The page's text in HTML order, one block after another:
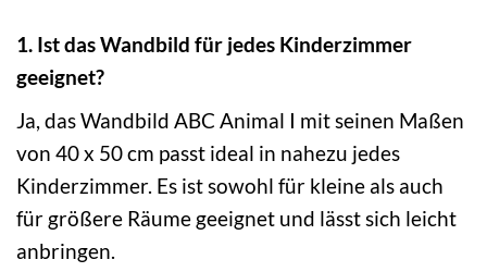
1. Ist das Wandbild für jedes Kinderzimmer
geeignet?
Ja, das Wandbild ABC Animal I mit seinen Maßen
von 40 x 50 cm passt ideal in nahezu jedes
Kinderzimmer. Es ist sowohl für kleine als auch
für größere Räume geeignet und lässt sich leicht
anbringen.